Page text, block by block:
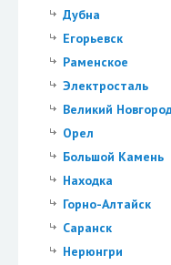
Дубна
Егорьевск
Раменское
Электросталь
Великий
Орел
Большой Камень
Находка
Горно-Алтайск
Саранск
Нерюнгри